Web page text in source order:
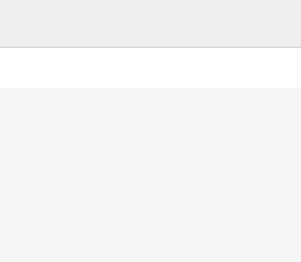
r. o samorządzie gminnym (Dz.U. z
instytucje nadrzędne wobec Gminy;
udzielonej zgody w zakresie i celu